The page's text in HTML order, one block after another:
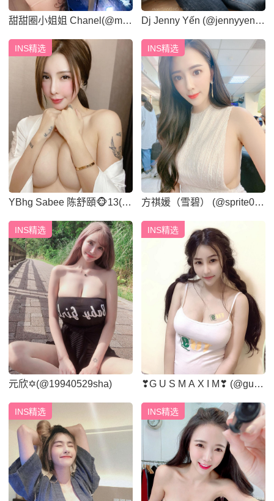
甜甜圈小姐姐 Chanel(@mie
_mie8018)
Dj Jenny Yến (@jennyyen2
49)
YBhg Sabee 陈舒頤🐵13(@
sabee996)
INS精选
方祺媛（雪碧） (@sprite071
9ss)
INS精选
元欣✡︎(@19940529sha)
INS精选
❣G U S M A X I M❣ (@gusj
ung_maxim)
INS精选
INS精选 INS精选